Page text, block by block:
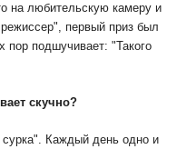
на любительскую камеру и
первый приз был
пор подшучивает: "Такого
скучно?
Каждый день одно и